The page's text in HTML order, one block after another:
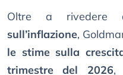
Oltre a rivedere
sull’inflazione,
le stime sulla
trimestre del 2026,